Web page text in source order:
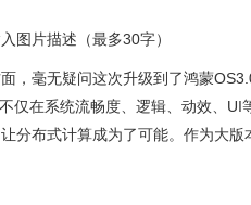
图片描述（最多30字）
，毫无疑问这次升级到了鸿蒙
仅在系统流畅度、逻辑、动效、
分布式计算成为了可能。作为大